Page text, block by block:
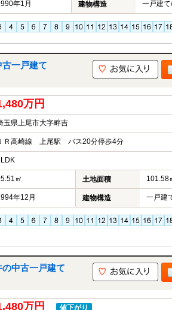
年1月 建物構造 一戸建て
一戸建て
万円
玉県上尾市大字畔吉
Ｒ高崎線 上尾駅 バス20分停歩4分
㎡ 土地面積 101.58
年12月 建物構造 一戸建
中古一戸建て
万円 値下がり